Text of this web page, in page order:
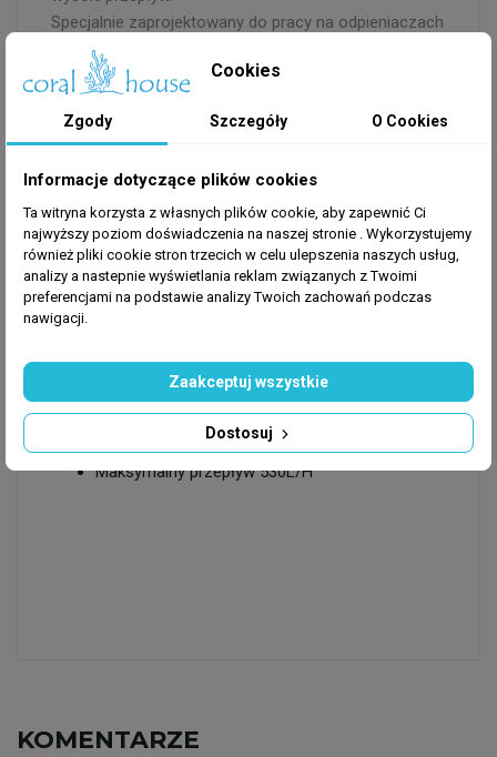
Specjalnie zaprojektowany do pracy na odpieniaczach
białkowych, jest bardzo wydajna i trwała w
porównaniu z innymi pompami odpieniającymi.
Cechy i zalety:
Niedroga i niezawodna z 2-letnią gwarancją
Wysoka objętość wlotu powietrza
Niska moc
Efektywna praca przy niskim poborze energii
Model AQ-1800S
Moc 10/11W
Maksymalny przepływ 530L/H
KOMENTARZE
Cookies
Zgody Szczegóły O Cookies
Informacje dotyczące plików cookies
Ta witryna korzysta z własnych plików cookie, aby zapewnić Ci
najwyższy poziom doświadczenia na naszej stronie . Wykorzystujemy
również pliki cookie stron trzecich w celu ulepszenia naszych usług,
analizy a nastepnie wyświetlania reklam związanych z Twoimi
preferencjami na podstawie analizy Twoich zachowań podczas
nawigacji.
Dostosuj
Zaakceptuj wszystkie